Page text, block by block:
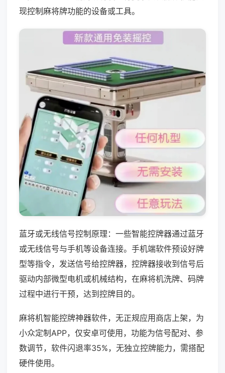
现控制麻将牌功能的设备或工具。
蓝牙或无线信号控制原理：一些智能控牌器通过蓝牙
或无线信号与手机等设备连接。手机端软件预设好牌
型等指令，发送信号给控牌器，控牌器接收到信号后
驱动内部微型电机或机械结构，在麻将机洗牌、码牌
过程中进行干预，达到控牌目的。
麻将机智能控牌神器软件，无正规应用商店上架，为
小众定制APP，仅安卓可使用，功能为信号配对、参
数调节，软件闪退率35%，无独立控牌能力，需搭配
硬件使用。